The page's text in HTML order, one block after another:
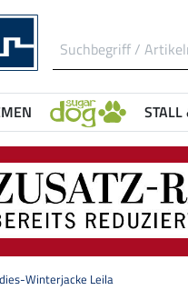
Winterjacke Leila